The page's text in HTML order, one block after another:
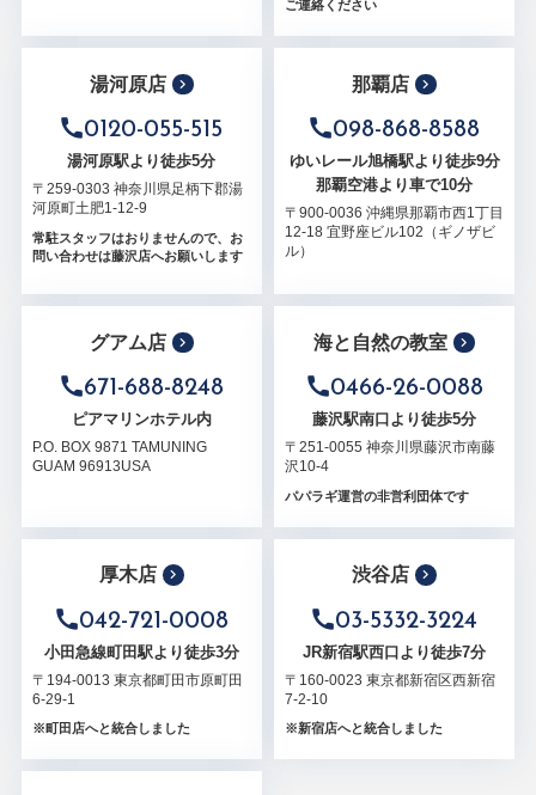
ご連絡ください
湯河原店
0120-055-515
湯河原駅より徒歩5分
〒259-0303 神奈川県足柄下郡湯
河原町土肥1-12-9
常駐スタッフはおりませんので、お
問い合わせは藤沢店へお願いします
那覇店
098-868-8588
ゆいレール旭橋駅より徒歩9分
那覇空港より車で10分
〒900-0036 沖縄県那覇市西1丁目
12-18 宜野座ビル102（ギノザビ
ル）
グアム店
671-688-8248
ピアマリンホテル内
P.O. BOX 9871 TAMUNING
GUAM 96913USA
海と自然の教室
0466-26-0088
藤沢駅南口より徒歩5分
〒251-0055 神奈川県藤沢市南藤
沢10-4
パパラギ運営の非営利団体です
厚木店
042-721-0008
小田急線町田駅より徒歩3分
〒194-0013 東京都町田市原町田
6-29-1
※町田店へと統合しました
渋谷店
03-5332-3224
JR新宿駅西口より徒歩7分
〒160-0023 東京都新宿区西新宿
7-2-10
※新宿店へと統合しました